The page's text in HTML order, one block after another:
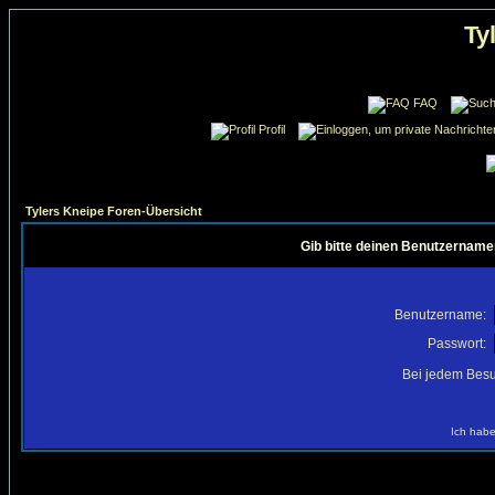
FAQ
Profil
Tylers Kneipe Foren-Übersicht
Gib bitte deinen
Benutzername:
Passwort:
Bei jedem
Ich